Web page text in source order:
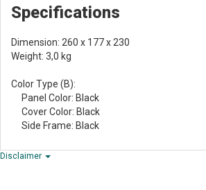
Specifications
Dimension: 260 x 177 x 230
Weight: 3,0 kg
Color Type (B):
Panel Color: Black
Cover Color: Black
Side Frame: Black
Disclaimer